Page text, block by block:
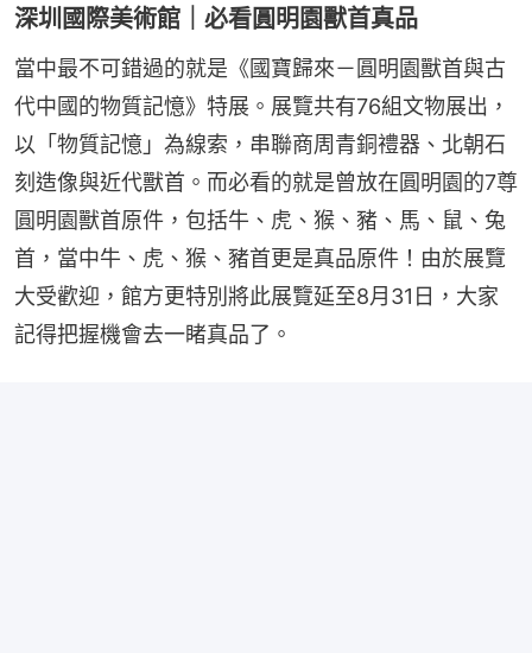
深圳國際美術館｜必看圓明園獸首真品
當中最不可錯過的就是《國寶歸來－圓明園獸首與古
代中國的物質記憶》特展。展覽共有76組文物展出，
以「物質記憶」為線索，串聯商周青銅禮器、北朝石
刻造像與近代獸首。而必看的就是曾放在圓明園的7尊
圓明園獸首原件，包括牛、虎、猴、豬、馬、鼠、兔
首，當中牛、虎、猴、豬首更是真品原件！由於展覽
大受歡迎，館方更特別將此展覽延至8月31日，大家
記得把握機會去一睹真品了。